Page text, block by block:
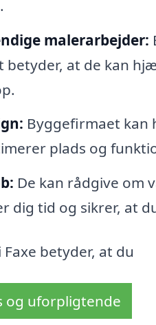
malerarbejder:
betyder, at de kan
Byggefirmaet kan
plads og
De kan rådgive om
dig tid og sikrer, at
betyder, at du
og uforpligtende